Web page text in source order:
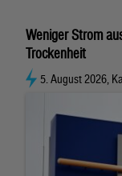
Weniger Strom
Trockenheit
5. August 2026,